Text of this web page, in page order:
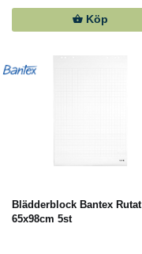
Köp
Blädderblock Bantex Rutat
65x98cm 5st